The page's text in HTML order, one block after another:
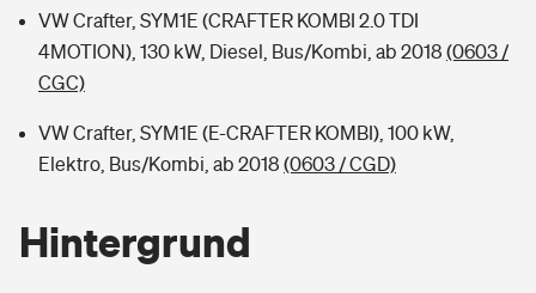
VW Crafter, SYM1E (CRAFTER KOMBI 2.0 TDI
4MOTION), 130 kW, Diesel, Bus/Kombi, ab 2018 (0603 /
CGC)
VW Crafter, SYM1E (E-CRAFTER KOMBI), 100 kW,
Elektro, Bus/Kombi, ab 2018 (0603 / CGD)
Hintergrund